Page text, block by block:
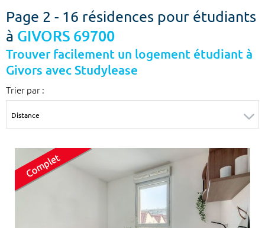
Ville, école
m²
Colocation
Page 2 - 16 résidences pour étudiants
à GIVORS 69700
Trouver facilement un logement étudiant à
Givors avec Studylease
Trier par :